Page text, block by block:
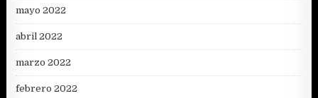
mayo 2022
abril 2022
marzo 2022
febrero 2022